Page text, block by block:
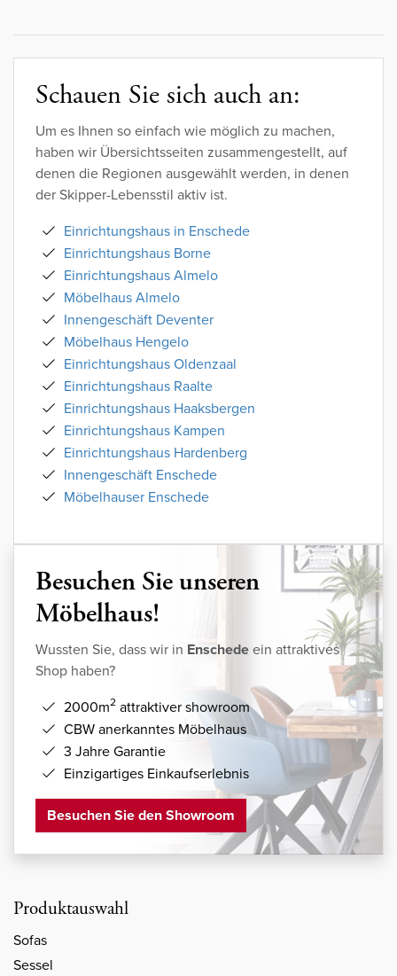
Produktauswahl
Sofas
Sessel
Schauen Sie sich auch an:
Um es Ihnen so einfach wie möglich zu machen,
haben wir Übersichtsseiten zusammengestellt, auf
denen die Regionen ausgewählt werden, in denen
der Skipper-Lebensstil aktiv ist.
Einrichtungshaus in Enschede
Einrichtungshaus Borne
Einrichtungshaus Almelo
Möbelhaus Almelo
Innengeschäft Deventer
Möbelhaus Hengelo
Einrichtungshaus Oldenzaal
Einrichtungshaus Raalte
Einrichtungshaus Haaksbergen
Einrichtungshaus Kampen
Einrichtungshaus Hardenberg
Innengeschäft Enschede
Möbelhauser Enschede
Besuchen Sie unseren
Möbelhaus!
Wussten Sie, dass wir in Enschedeein attraktives
Shop haben?
2000m2 attraktiver showroom
CBW anerkanntes Möbelhaus
3 Jahre Garantie
Einzigartiges Einkaufserlebnis
Besuchen Sie den Showroom